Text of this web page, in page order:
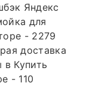
Яндекс
для
- 2279
доставка
Купить
- 110